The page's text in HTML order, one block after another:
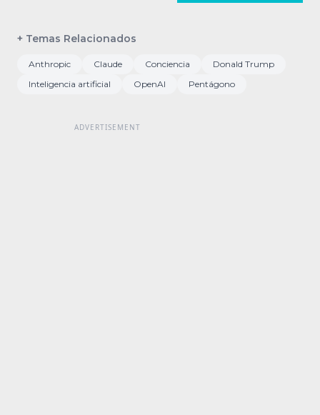
+ Temas Relacionados
Anthropic Claude Conciencia
Donald Trump
Inteligencia artificial
OpenAI Pentágono